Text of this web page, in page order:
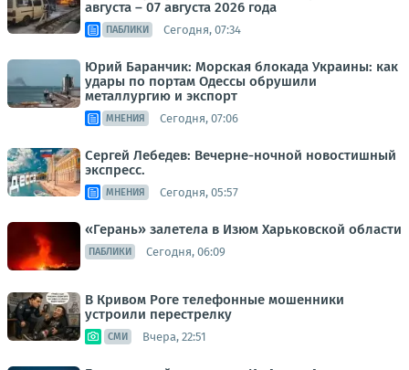
августа – 07 августа 2026 года
ПАБЛИКИ Сегодня, 07:34
Юрий Баранчик: Морская блокада Украины: как
удары по портам Одессы обрушили
металлургию и экспорт
МНЕНИЯ Сегодня, 07:06
Сергей Лебедев: Вечерне-ночной новостишный
экспресс.
МНЕНИЯ Сегодня, 05:57
«Герань» залетела в Изюм Харьковской области
ПАБЛИКИ Сегодня, 06:09
В Кривом Роге телефонные мошенники
устроили перестрелку
СМИ Вчера, 22:51